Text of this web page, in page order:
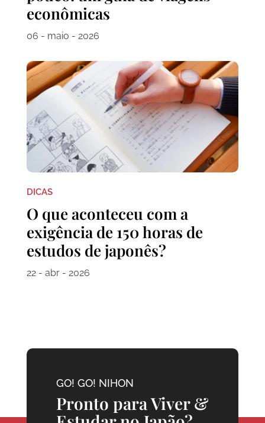
econômicas
06 - maio - 2026
DICAS
O que aconteceu com a
exigência de 150 horas de
estudos de japonês?
22 - abr - 2026
GO! GO! NIHON
Pronto para Viver &